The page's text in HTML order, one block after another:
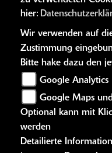
Oktober
Dienstag:
Mittwoch:
Donnerstag:
Freitag:
Samstag:
Sonntag:
hier:
Wir verwenden auf
Zustimmung
Bitte hake dazu den
Google Analytics
Google Maps
Optional kann mit
werden
Detailierte